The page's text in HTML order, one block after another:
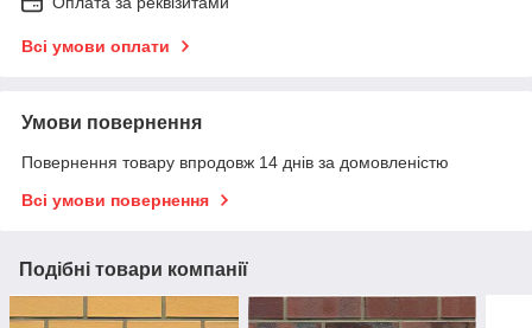
Всі умови оплати
Умови повернення
Повернення товару впродовж 14 днів за домовленістю
Всі умови повернення
Подібні товари компанії